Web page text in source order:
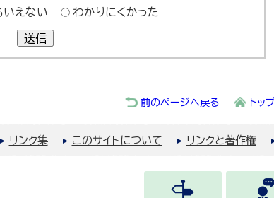
いえない わかりにくかった
送信
前のページへ戻る トッ
リンク集 このサイトについて リンクと著作権